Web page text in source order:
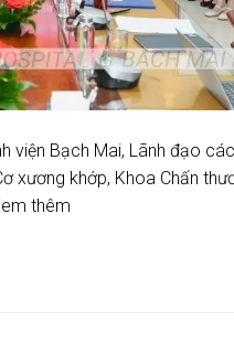
viện Bạch Mai, Lãnh đạo
xương khớp, Khoa Chấn
thêm